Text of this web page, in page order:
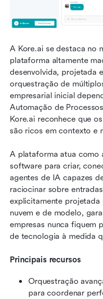
A Kore.ai se destaca no
plataforma altamente
desenvolvida, projetada
orquestração de
empresarial inicial
Automação de
Kore.ai reconhece que
são ricos em contexto e
A plataforma atua como
software para criar,
agentes de IA capazes
raciocinar sobre
explicitamente projetada
nuvem e de modelo,
empresas nunca fiquem
de tecnologia à medida
Principais recursos
Orquestração
para coordenar